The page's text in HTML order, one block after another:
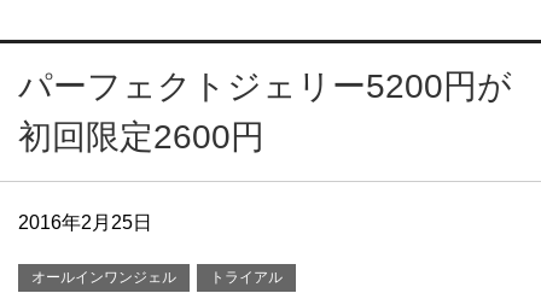
パーフェクトジェリー5200円が
初回限定2600円
2016年2月25日
オールインワンジェル トライアル